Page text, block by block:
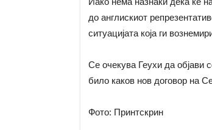
до англискиот
ситуацијата која ги
Се очекува Геухи да објави
било каков нов договор на
Фото: Принтскрин